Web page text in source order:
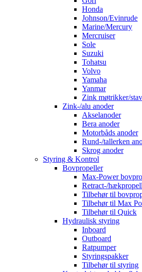
Honda
Johnson/Evinrude
Marine/Mercury
Mercruiser
Sole
Suzuki
Tohatsu
Volvo
Yamaha
Yanmar
Zink møtrikker/
Zink-/alu anoder
Akselanoder
Bera anoder
Motorbåds anoder
Rund-/tallerken
Skrog anoder
Styring & Kontrol
Bovpropeller
Max-Power
Retract-/
Tilbehør til
Tilbehør til Max
Tilbehør til Quick
Hydraulisk styring
Inboard
Outboard
Ratpumper
Styringspakker
Tilbehør til styring